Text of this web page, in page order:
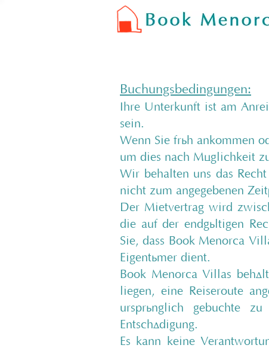
Buchungsbedingungen:
Ihre Unterkunft ist am
sein.
Wenn Sie früh ankommen
um dies nach Möglichkeit
Wir behalten uns das
nicht zum angegebenen
Der Mietvertrag wird
die auf der endgültigen
Sie, dass Book Menorca
Eigentümer dient.
Book Menorca Villas
liegen, eine Reiseroute
ursprünglich gebuchte
Entschädigung.
Es kann keine